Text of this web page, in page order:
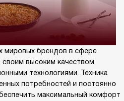
мировых брендов в сфере
высоким качеством,
технологиями. Техника
потребностей и постоянно
максимальный комфорт